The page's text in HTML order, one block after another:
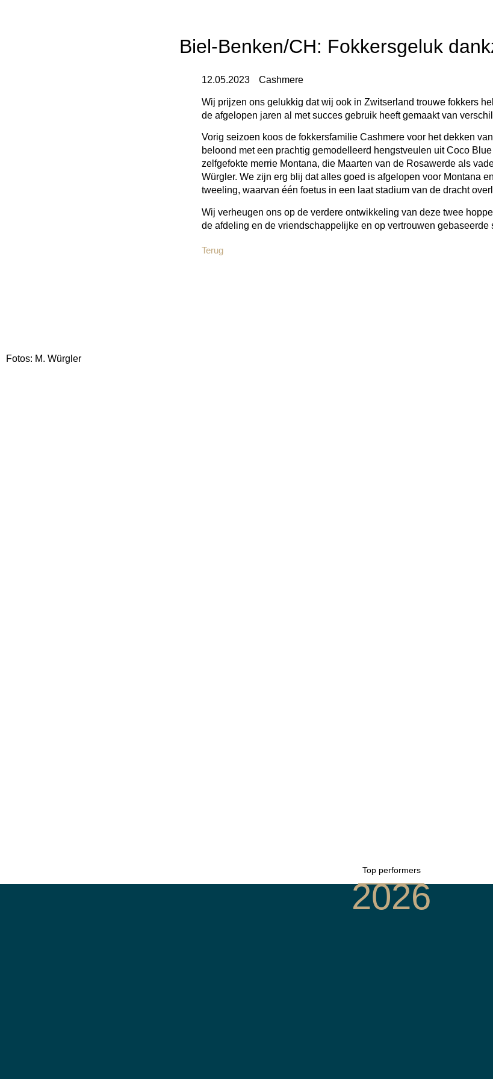
Biel-Benken/CH: Fokkersgeluk
Fotos: M. Würgler
12.05.2023 Cashmere
Wij prijzen ons gelukkig dat wij ook in Zwitserland trouwe fokkers
de afgelopen jaren al met succes gebruik heeft gemaakt van
Vorig seizoen koos de fokkersfamilie Cashmere voor het dekken
beloond met een prachtig gemodelleerd hengstveulen uit Coco
zelfgefokte merrie Montana, die Maarten van de Rosawerde als
Würgler. We zijn erg blij dat alles goed is afgelopen voor Montana
tweeling, waarvan één foetus in een laat stadium van de dracht
Wij verheugen ons op de verdere ontwikkeling van deze twee
de afdeling en de vriendschappelijke en op vertrouwen
Terug
Top performers
2026